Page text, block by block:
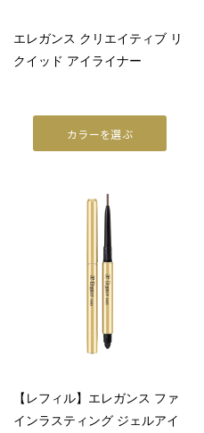
アイ
フェイスカラー
BASE MAKEUP
メイクアップベース
フェイスパウダー
リムーバー
エレガンス クリエイティブ リ
クイッド アイライナー
カラーを選ぶ
【レフィル】エレガンス ファ
インラスティング ジェルアイ